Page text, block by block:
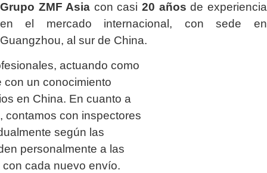
Grupo ZMF Asia con casi20 años de experiencia
en el mercado internacional, con sede en
Guangzhou, al sur de China.
actuando como
con un conocimiento
en China. En cuanto a
contamos con inspectores
según las
personalmente a las
cada nuevo envío.